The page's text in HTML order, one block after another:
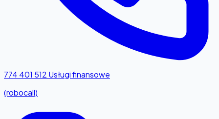
774 401 512 Usługi finansowe
(robocall)